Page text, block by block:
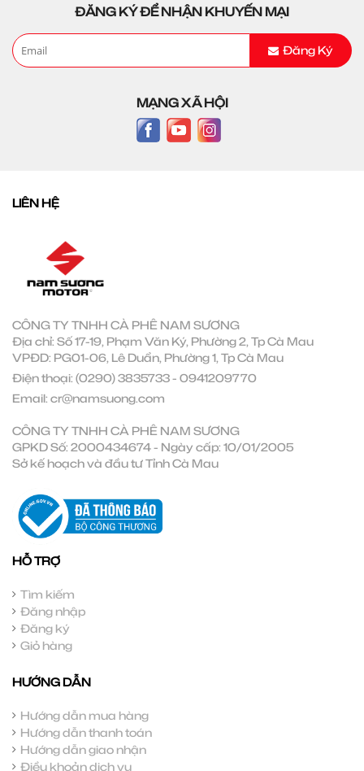
ĐĂNG KÝ ĐỂ NHẬN KHUYẾN MẠI
Đăng Ký
MẠNG XÃ HỘI
LIÊN HỆ
CÔNG TY TNHH CÀ PHÊ NAM SƯƠNG
Địa chỉ: Số 17-19, Phạm Văn Ký, Phường 2, Tp Cà Mau
VPĐD: PG01-06, Lê Duẩn, Phường 1, Tp Cà Mau
Điện thoại: (0290) 3835733- 0941209770
Email: cr@namsuong.com
CÔNG TY TNHH CÀ PHÊ NAM SƯƠNG
GPKD Số: 2000434674 - Ngày cấp: 10/01/2005
Sở kế hoạch và đầu tư Tỉnh Cà Mau
HỖ TRỢ
Tìm kiếm
Đăng nhập
Đăng ký
Giỏ hàng
HƯỚNG DẪN
Hướng dẫn mua hàng
Hướng dẫn thanh toán
Hướng dẫn giao nhận
Điều khoản dịch vụ